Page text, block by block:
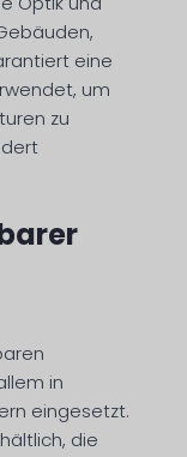
eine
um
zu
in
eingesetzt.
die